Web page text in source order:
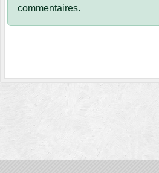
commentaires.